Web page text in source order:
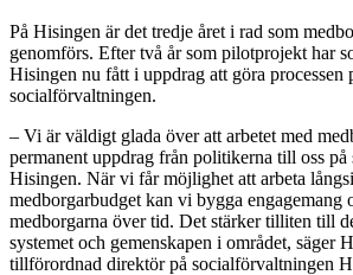
På Hisingen är det tredje året i rad som
genomförs. Efter två år som pilotprojekt har
Hisingen nu fått i uppdrag att göra processen
socialförvaltningen.
– Vi är väldigt glada över att arbetet med
permanent uppdrag från politikerna till oss
Hisingen. När vi får möjlighet att arbeta
medborgarbudget kan vi bygga engagemang
medborgarna över tid. Det stärker tilliten till
systemet och gemenskapen i området, säger
tillförordnad direktör på socialförvaltningen